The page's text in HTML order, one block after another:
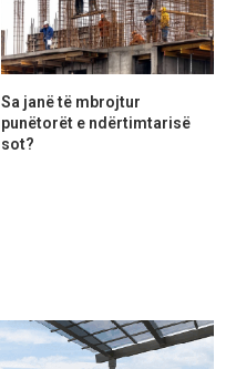
Sa janë të mbrojtur
punëtorët e ndërtimtarisë
sot?